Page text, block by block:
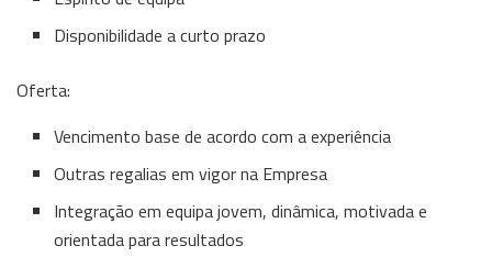
Disponibilidade a curto prazo
Oferta:
Vencimento base de acordo com a experiência
Outras regalias em vigor na Empresa
Integração em equipa jovem, dinâmica, motivada e
orientada para resultados